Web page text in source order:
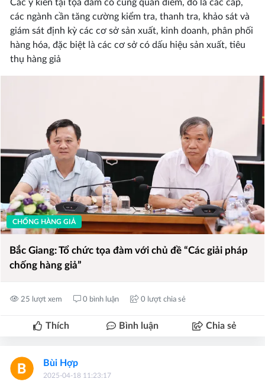
Các ý kiến tại tọa đàm có cùng quan điểm, đó là các cấp,
các ngành cần tăng cường kiểm tra, thanh tra, khảo sát và
giám sát định kỳ các cơ sở sản xuất, kinh doanh, phân phối
hàng hóa, đặc biệt là các cơ sở có dấu hiệu sản xuất, tiêu
thụ hàng giả
CHỐNG HÀNG GIẢ
Bắc Giang: Tổ chức tọa đàm với chủ đề “Các giải pháp
chống hàng giả”
25 lượt xem 0 bình luận 0 lượt chia sẻ
Thích Bình luận Chia sẻ
Bùi Hợp
2025-04-18 11:23:17